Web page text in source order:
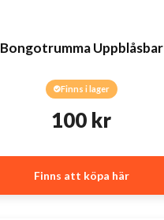
Bongotrumma Uppblåsbar
Finns i lager
100 kr
Finns att köpa här